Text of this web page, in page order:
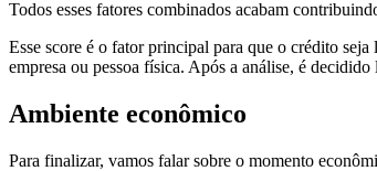
Todos esses fatores combinados acabam
Esse score é o fator principal para que o crédito
empresa ou pessoa física. Após a análise, é
Ambiente econômico
Para finalizar, vamos falar sobre o momento